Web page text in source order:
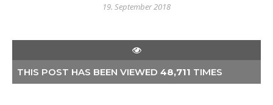
19. September 2018
THIS POST HAS BEEN VIEWED 48,711 TIMES